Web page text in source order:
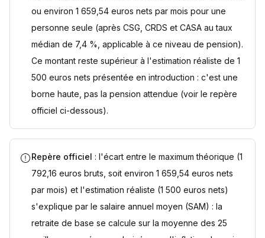
ou environ 1 659,54 euros nets par mois pour une
personne seule (après CSG, CRDS et CASA au taux
médian de 7,4 %, applicable à ce niveau de pension).
Ce montant reste supérieur à l'estimation réaliste de 1
500 euros nets présentée en introduction : c'est une
borne haute, pas la pension attendue (voir le repère
officiel ci-dessous).
Repère officiel : l'écart entre le maximum théorique (1
792,16 euros bruts, soit environ 1 659,54 euros nets
par mois) et l'estimation réaliste (1 500 euros nets)
s'explique par le salaire annuel moyen (SAM) : la
retraite de base se calcule sur la moyenne des 25